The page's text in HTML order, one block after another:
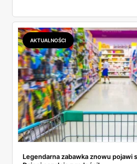
AKTUALNOŚCI
Legendarna zabawka znowu pojawi